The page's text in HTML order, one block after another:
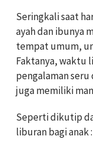
Seringkali saat
ayah dan ibunya
tempat umum,
Faktanya, waktu
pengalaman
juga memiliki
Seperti dikutip
liburan bagi anak :